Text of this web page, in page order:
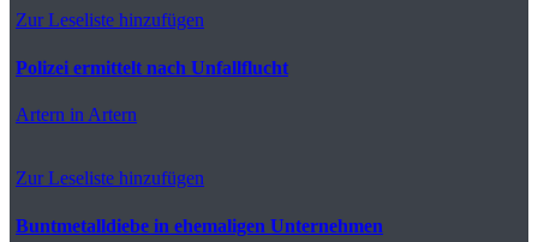
Zur Leseliste hinzufügen
Polizei ermittelt nach Unfallflucht
Artern in Artern
Zur Leseliste hinzufügen
Buntmetalldiebe in ehemaligen Unternehmen